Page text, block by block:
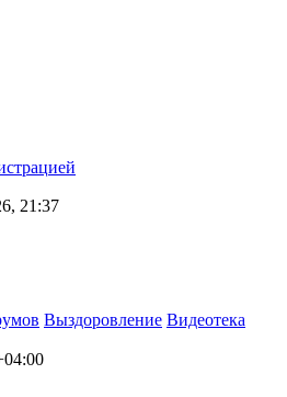
страцией
21:37
Выздоровление Видеотека